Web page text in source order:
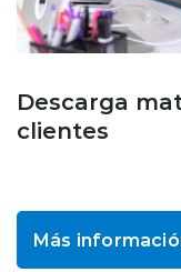
Descarga
clientes
Más